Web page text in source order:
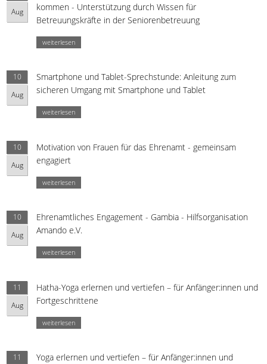
Aug
kommen - Unterstützung durch Wissen für
Betreuungskräfte in der Seniorenbetreuung
weiterlesen
10
Aug
Smartphone und Tablet-Sprechstunde: Anleitung zum
sicheren Umgang mit Smartphone und Tablet
weiterlesen
10
Aug
Motivation von Frauen für das Ehrenamt - gemeinsam
engagiert
weiterlesen
10
Aug
Ehrenamtliches Engagement - Gambia - Hilfsorganisation
Amando e.V.
weiterlesen
11
Aug
Hatha-Yoga erlernen und vertiefen – für Anfänger:innen und
Fortgeschrittene
weiterlesen
11
Yoga erlernen und vertiefen – für Anfänger:innen und